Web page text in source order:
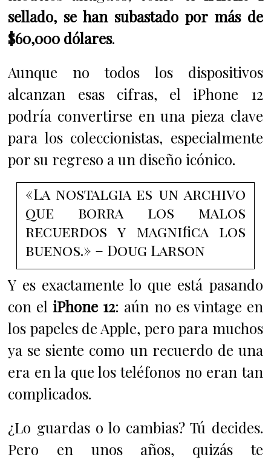
sellado, se han subastado por más de
$60,000 dólares.
Aunque no todos los dispositivos
alcanzan esas cifras, el iPhone 12
podría convertirse en una pieza clave
para los coleccionistas, especialmente
por su regreso a un diseño icónico.
«La nostalgia es un archivo
que borra los malos
recuerdos y magnifica los
buenos.» – Doug Larson
Y es exactamente lo que está pasando
con eliPhone 12: aún no es vintage en
los papeles de Apple, pero para muchos
ya se siente como un recuerdo de una
era en la que los teléfonos no eran tan
complicados.
¿Lo guardas o lo cambias? Tú decides.
Pero en unos años, quizás te